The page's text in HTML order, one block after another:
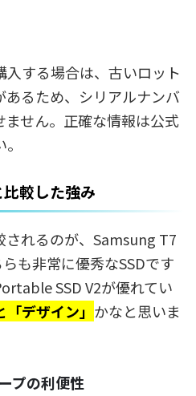
する場合は、古いロット
るため、シリアルナンバ
せん。正確な情報は公式
較した強み
されるのが、Samsung T7
も非常に優秀なSSDです
SSD V2が優れてい
「デザイン」 かなと思いま
プの利便性